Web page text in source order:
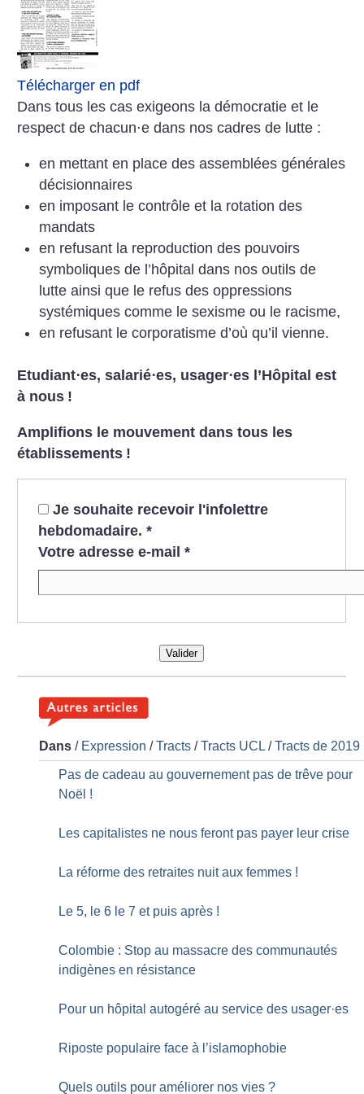
Télécharger en pdf
Dans tous les cas exigeons la démocratie et le
respect de chacun⋅e dans nos cadres de lutte :
en mettant en place des assemblées générales
décisionnaires
en imposant le contrôle et la rotation des
mandats
en refusant la reproduction des pouvoirs
symboliques de l’hôpital dans nos outils de
lutte ainsi que le refus des oppressions
systémiques comme le sexisme ou le racisme,
en refusant le corporatisme d’où qu’il vienne.
Etudiant⋅es, salarié⋅es, usager⋅es l’Hôpital est
à nous !
Amplifions le mouvement dans tous les
établissements !
Je souhaite recevoir l'infolettre
hebdomadaire. *
Votre adresse e-mail *
Valider
Dans / Expression /Tracts /Tracts UCL /Tracts de 2019
Pas de cadeau au gouvernement pas de trêve pour
Noël !
Les capitalistes ne nous feront pas payer leur crise
La réforme des retraites nuit aux femmes !
Le 5, le 6 le 7 et puis après !
Colombie : Stop au massacre des communautés
indigènes en résistance
Pour un hôpital autogéré au service des usager·es
Riposte populaire face à l’islamophobie
Quels outils pour améliorer nos vies ?